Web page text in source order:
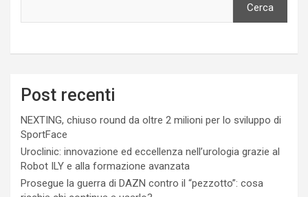
Cerca
Post recenti
NEXTING, chiuso round da oltre 2 milioni per lo sviluppo di
SportFace
Uroclinic: innovazione ed eccellenza nell’urologia grazie al
Robot ILY e alla formazione avanzata
Prosegue la guerra di DAZN contro il “pezzotto”: cosa